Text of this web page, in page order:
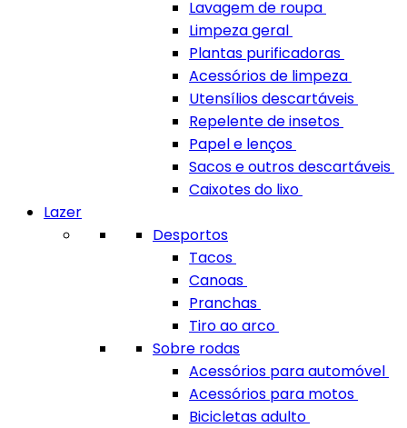
Lavagem de roupa
Limpeza geral
Plantas purificadoras
Acessórios de limpeza
Utensílios descartáveis
Repelente de insetos
Papel e lenços
Sacos e outros descartáveis
Caixotes do lixo
Lazer
Desportos
Tacos
Canoas
Pranchas
Tiro ao arco
Sobre rodas
Acessórios para automóvel
Acessórios para motos
Bicicletas adulto